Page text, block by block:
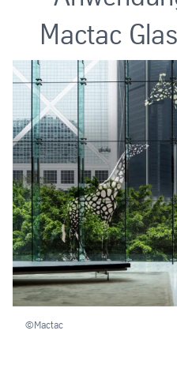
Mactac
©Mactac